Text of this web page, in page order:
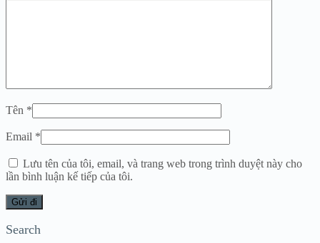
Tên *
Email *
Lưu tên của tôi, email, và trang web trong trình duyệt này cho
lần bình luận kế tiếp của tôi.
Search